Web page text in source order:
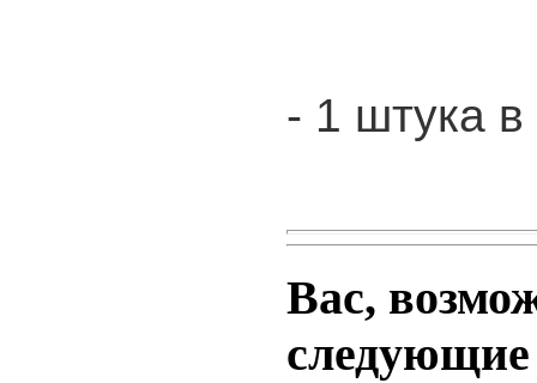
- 1 штука в
Вас,